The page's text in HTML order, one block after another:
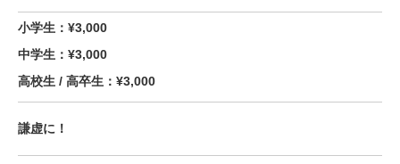
小学生：¥3,000
中学生：¥3,000
高校生 / 高卒生：¥3,000
謙虚に！